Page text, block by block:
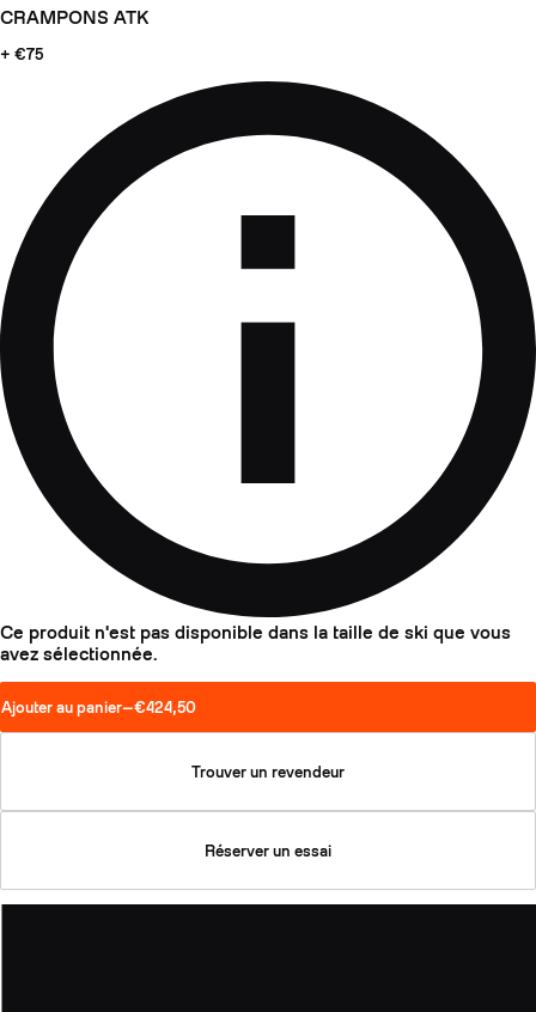
CRAMPONS ATK
+ €75
Ce produit n'est pas disponible dans la taille de ski que vous
avez sélectionnée.
Ajouter au panier—€424,50
Trouver un revendeur
Réserver un essai